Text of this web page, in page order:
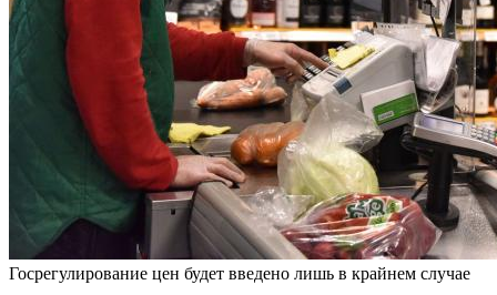
Госрегулирование цен будет введено лишь в крайнем случае